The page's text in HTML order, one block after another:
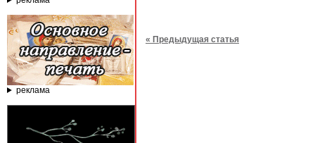
реклама
« Предыдущая статья